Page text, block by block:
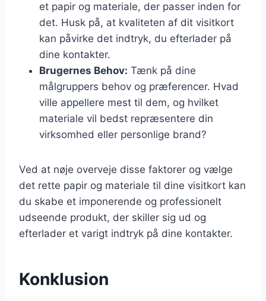
et papir og materiale, der passer inden for
det. Husk på, at kvaliteten af dit visitkort
kan påvirke det indtryk, du efterlader på
dine kontakter.
Brugernes Behov: Tænk på dine
målgruppers behov og præferencer. Hvad
ville appellere mest til dem, og hvilket
materiale vil bedst repræsentere din
virksomhed eller personlige brand?
Ved at nøje overveje disse faktorer og vælge
det rette papir og materiale til dine visitkort kan
du skabe et imponerende og professionelt
udseende produkt, der skiller sig ud og
efterlader et varigt indtryk på dine kontakter.
Konklusion